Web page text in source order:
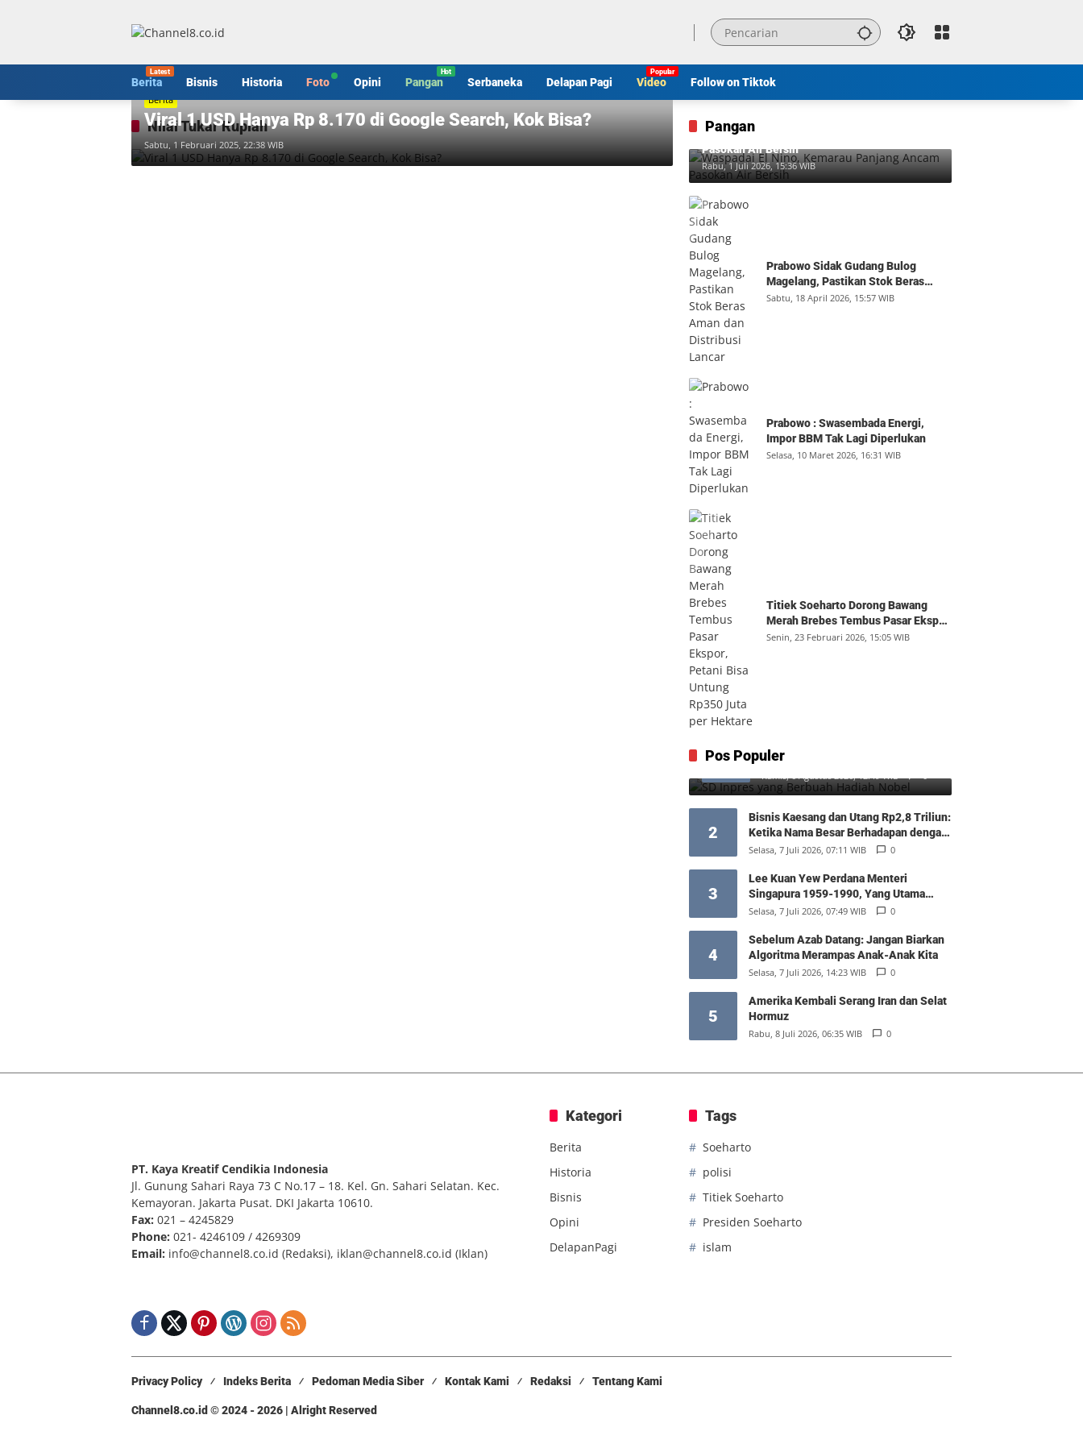
Berita Bisnis Historia Foto Opini Pangan Serbaneka Delapan Pagi Video Follow on Tiktok
Nilai Tukar Rupiah
Berita
Viral 1 USD Hanya Rp 8.170 di Google Search, Kok Bisa?
Sabtu, 1 Februari 2025, 22:38 WIB
Pangan
Waspadai El Nino, Kemarau Panjang Ancam
Pasokan Air Bersih
Rabu, 1 Juli 2026, 15:36 WIB
Prabowo Sidak Gudang Bulog
Magelang, Pastikan Stok Beras
Aman dan Distribusi Lancar
Sabtu, 18 April 2026, 15:57 WIB
Prabowo : Swasembada Energi,
Impor BBM Tak Lagi Diperlukan
Selasa, 10 Maret 2026, 16:31 WIB
Titiek Soeharto Dorong Bawang
Merah Brebes Tembus Pasar Ekspor,
Petani Bisa Untung Rp350 Juta per
Senin, 23 Februari 2026, 15:05 WIB
Pos Populer
1
Nobel
Kamis, 6 Agustus 2026, 12:49 WIB 0
2
Bisnis Kaesang dan Utang Rp2,8 Triliun:
Ketika Nama Besar Berhadapan dengan
Hukum Pasar
Selasa, 7 Juli 2026, 07:11 WIB 0
3
Lee Kuan Yew Perdana Menteri
Singapura 1959-1990, Yang Utama
Diantara Yang Sederajat
Selasa, 7 Juli 2026, 07:49 WIB 0
4
Sebelum Azab Datang: Jangan Biarkan
Algoritma Merampas Anak-Anak Kita
Selasa, 7 Juli 2026, 14:23 WIB 0
5
Amerika Kembali Serang Iran dan Selat
Hormuz
Rabu, 8 Juli 2026, 06:35 WIB 0
PT. Kaya Kreatif Cendikia Indonesia
Jl. Gunung Sahari Raya 73 C No.17 – 18. Kel. Gn. Sahari Selatan. Kec.
Kemayoran. Jakarta Pusat. DKI Jakarta 10610.
Fax: 021 – 4245829
Phone: 021- 4246109 / 4269309
Email: info@channel8.co.id (Redaksi), iklan@channel8.co.id (Iklan)
Kategori
Berita
Historia
Bisnis
Opini
DelapanPagi
Tags
Soeharto
polisi
Titiek Soeharto
Presiden Soeharto
islam
Privacy Policy Indeks Berita Pedoman Media Siber Kontak Kami Redaksi Tentang Kami
Channel8.co.id © 2024 - 2026 | Alright Reserved